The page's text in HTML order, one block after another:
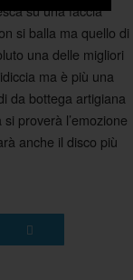
su una faccia
si balla ma quello di
una delle migliori
ma è più una
da bottega artigiana
proverà l’emozione
anche il disco più